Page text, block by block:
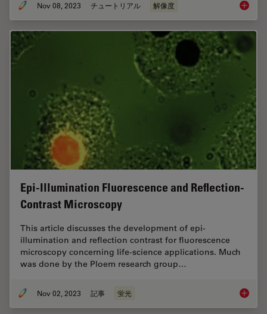
Nov 08, 2023 チュートリアル 解像度
Epi-Illumination Fluorescence and Reflection-
Contrast Microscopy
This article discusses the development of epi-
illumination and reflection contrast for fluorescence
microscopy concerning life-science applications. Much
was done by the Ploem research group…
Nov 02, 2023 記事 蛍光 Epi-